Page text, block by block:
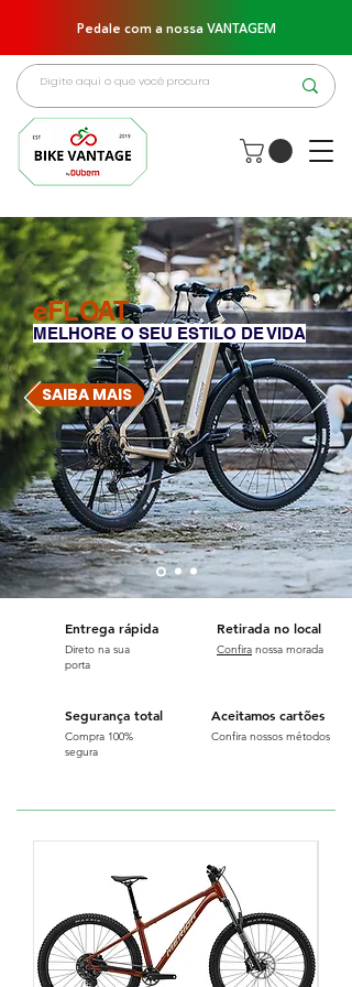
Pedale com a nossa VANTAGEM
eFLOAT
MELHORE O SEU ESTILO DE VIDA
SAIBA MAIS
Entrega rápida
Direto na sua
porta
Retirada no local
Confira nossa morada
Segurança total
Compra 100%
segura
Aceitamos cartões
Confira nossos métodos